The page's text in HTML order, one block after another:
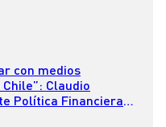
con medios
Claudio
Política Financiera